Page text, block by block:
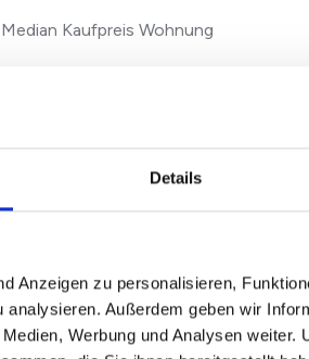
Details
Anzeigen zu personalisieren,
Außerdem geben wir
Werbung und Analysen weiter.
Kaufpreis Wohnung
basieren auf Angebotspreisen
Echte Verkaufspreise in Glücksburg
entsprechend nach oben und
unseren